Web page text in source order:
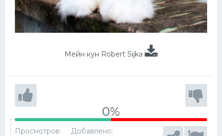
Мейн кун Robert Sijka
0%
Просмотров: Добавлено: